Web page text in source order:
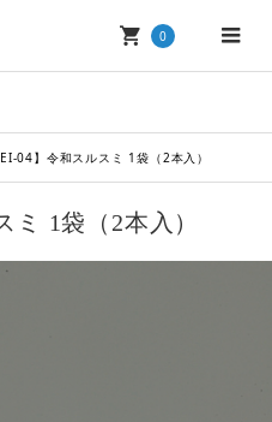
0
04】令和スルスミ 1袋（2本入）
ミ 1袋（2本入）